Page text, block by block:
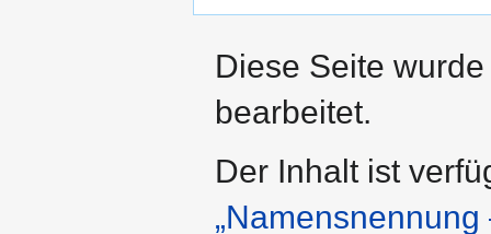
Diese Seite
bearbeitet.
Der Inhalt ist